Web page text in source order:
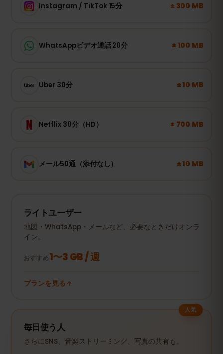
Instagram / TikTok 15分 ± 300 MB
WhatsAppビデオ通話 20分 ± 100 MB
Uber 30分 ± 10 MB
Netflix 30分（HD） ± 700 MB
メール50通（添付なし） ± 10 MB
ライトユーザー
地図・WhatsApp・メールなど、必要なときだけオンラ
イン。
おすすめ1〜3 GB / 週
プランを見る
人気
毎日使う人
さらにSNS、音楽ストリーミング、写真の共有も。